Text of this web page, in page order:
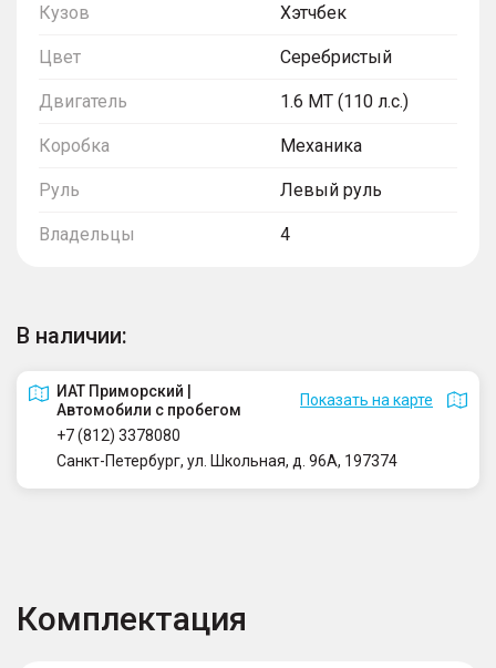
Кузов Хэтчбек
Цвет Серебристый
Двигатель 1.6 MT (110 л.с.)
Коробка Механика
Руль Левый руль
Владельцы 4
В наличии:
ИАТ Приморский |
Автомобили с пробегом
Показать на карте
+7 (812) 3378080
Санкт-Петербург, ул. Школьная, д. 96А, 197374
Комплектация